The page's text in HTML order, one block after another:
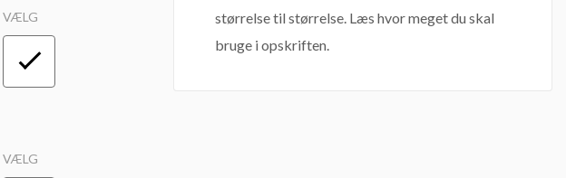
VÆLG
VÆLG
størrelse til størrelse. Læs hvor meget du skal
bruge i opskriften.